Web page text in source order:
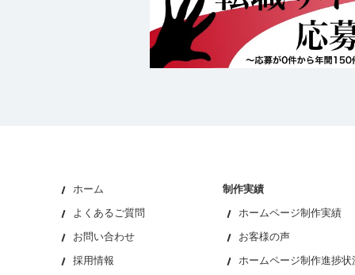
ホーム
よくあるご質問
お問い合わせ
採用情報
制作実績
ホームページ制作実績
お客様の声
ホームページ制作進捗状